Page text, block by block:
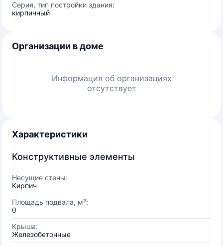
Серия, тип постройки здания:
кирпичный
Организации в доме
Информация об организациях
отсутствует
Характеристики
Конструктивные элементы
Несущие стены:
Кирпич
Площадь подвала, м²:
0
Крыша:
Железобетонные